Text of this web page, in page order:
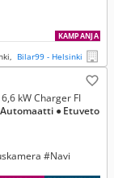
KAMPANJA
Bilar99 - Helsinki
kW Charger FI
Automaatti ● Etuveto
#Navi